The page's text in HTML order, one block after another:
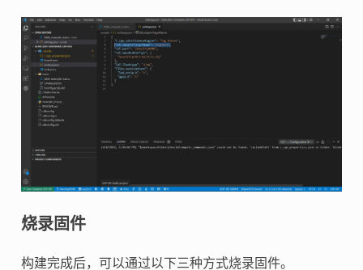
烧录固件
构建完成后，可以通过以下三种方式烧录固件。